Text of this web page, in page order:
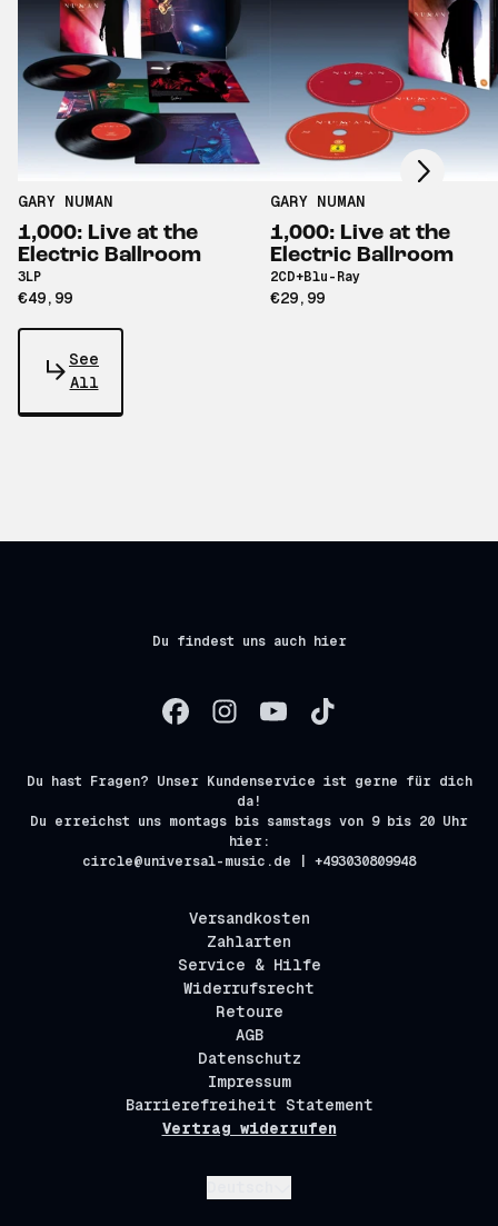
GARY NUMAN
1,000: Live at the
Electric Ballroom
3LP
€49,99
GARY NUMAN
1,000: Live at the
Electric Ballroom
2CD+Blu-Ray
€29,99
Scroll right
See
All
Du findest uns auch hier
Du hast Fragen? Unser Kundenservice ist gerne für dich
da!
Du erreichst uns montags bis samstags von 9 bis 20 Uhr
hier:
circle@universal-music.de | +493030809948
Versandkosten
Zahlarten
Service & Hilfe
Widerrufsrecht
Retoure
AGB
Datenschutz
Impressum
Barrierefreiheit Statement
Vertrag widerrufen